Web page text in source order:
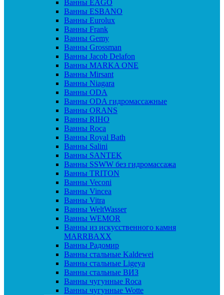
Ванны EAGO
Ванны ESBANO
Ванны Eurolux
Ванны Frank
Ванны Gemy
Ванны Grossman
Ванны Jacob Delafon
Ванны MARKA ONE
Ванны Mirsant
Ванны Niagara
Ванны ODA
Ванны ODA гидромассажные
Ванны ORANS
Ванны RIHO
Ванны Roca
Ванны Royal Bath
Ванны Salini
Ванны SANTEK
Ванны SSWW без гидромассажа
Ванны TRITON
Ванны Veconi
Ванны Vincea
Ванны Vitra
Ванны WeltWasser
Ванны WEMOR
Ванны из искусственного камня
MARRBAXX
Ванны Радомир
Ванны стальные Kaldewei
Ванны стальные Ligeya
Ванны стальные ВИЗ
Ванны чугунные Roca
Ванны чугунные Wotte